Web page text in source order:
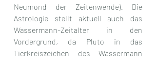
Neumond der Zeitenwende). Die
Astrologie stellt aktuell auch das
Wassermann-Zeitalter in den
Vordergrund, da Pluto in das
Tierkreiszeichen des Wassermann